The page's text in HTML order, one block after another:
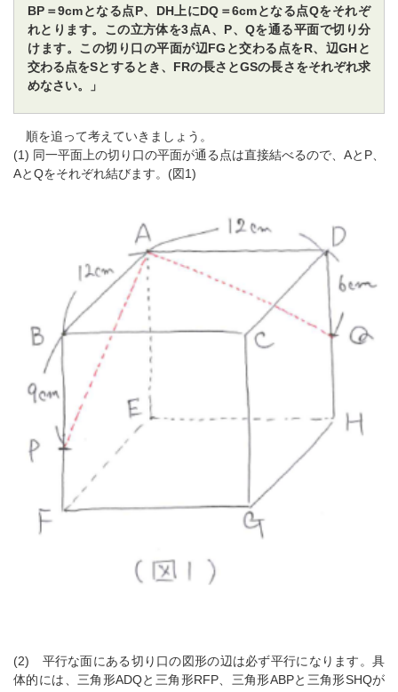
BP＝9cmとなる点P、DH上にDQ＝6cmとなる点Qをそれぞ
れとります。この立方体を3点A、P、Qを通る平面で切り分
けます。この切り口の平面が辺FGと交わる点をR、辺GHと
交わる点をSとするとき、FRの長さとGSの長さをそれぞれ求
めなさい。」
順を追って考えていきましょう。
(1) 同一平面上の切り口の平面が通る点は直接結べるので、AとP、
AとQをそれぞれ結びます。(図1)
(2) 平行な面にある切り口の図形の辺は必ず平行になります。具
体的には、三角形ADQと三角形RFP、三角形ABPと三角形SHQが